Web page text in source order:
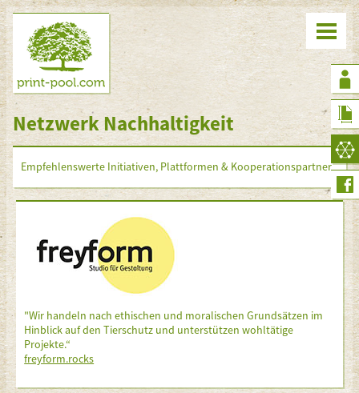
Netzwerk Nachhaltigkeit
Empfehlenswerte Initiativen, Plattformen & Kooperationspartner
"Wir handeln nach ethischen und moralischen Grundsätzen im
Hinblick auf den Tierschutz und unterstützen wohltätige
Projekte.“
freyform.rocks